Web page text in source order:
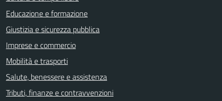
Educazione e formazione
Giustizia e sicurezza pubblica
Imprese e commercio
Mobilità e trasporti
Salute, benessere e assistenza
Tributi, finanze e contravvenzioni